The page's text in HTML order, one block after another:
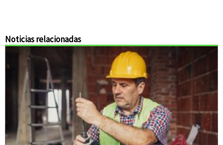
Noticias relacionadas